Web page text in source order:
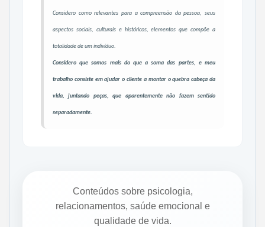
Considero como relevantes para a compreensão da pessoa, seus
aspectos sociais, culturais e históricos, elementos que compõe a
totalidade de um indivíduo.
Considero que somos mais do que a soma das partes, e meu
trabalho consiste em ajudar o cliente a montar o quebra cabeça da
vida, juntando peças, que aparentemente não fazem sentido
separadamente.
Conteúdos sobre psicologia,
relacionamentos, saúde emocional e
qualidade de vida.